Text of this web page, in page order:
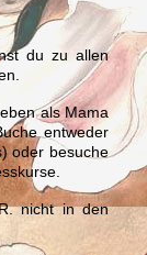
du zu allen
als Mama
entweder
oder besuche
nicht in den